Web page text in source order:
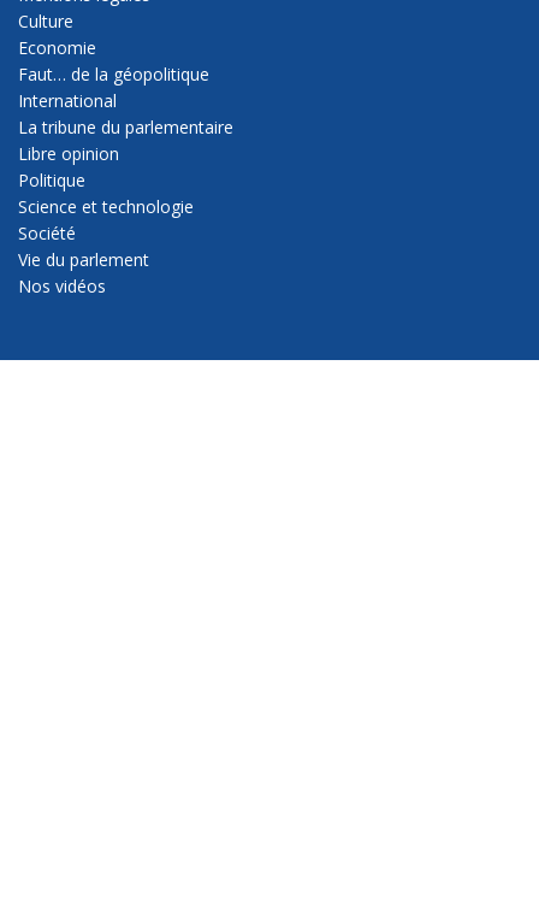
Culture
Economie
Faut… de la géopolitique
International
La tribune du parlementaire
Libre opinion
Politique
Science et technologie
Société
Vie du parlement
Nos vidéos